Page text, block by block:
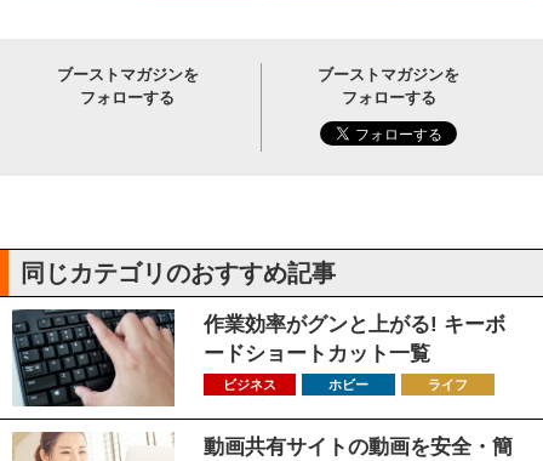
ブーストマガジンを
フォローする
ブーストマガジンを
フォローする
同じカテゴリのおすすめ記事
作業効率がグンと上がる! キーボ
ードショートカット一覧
ビジネス ホビー ライフ
動画共有サイトの動画を安全・簡